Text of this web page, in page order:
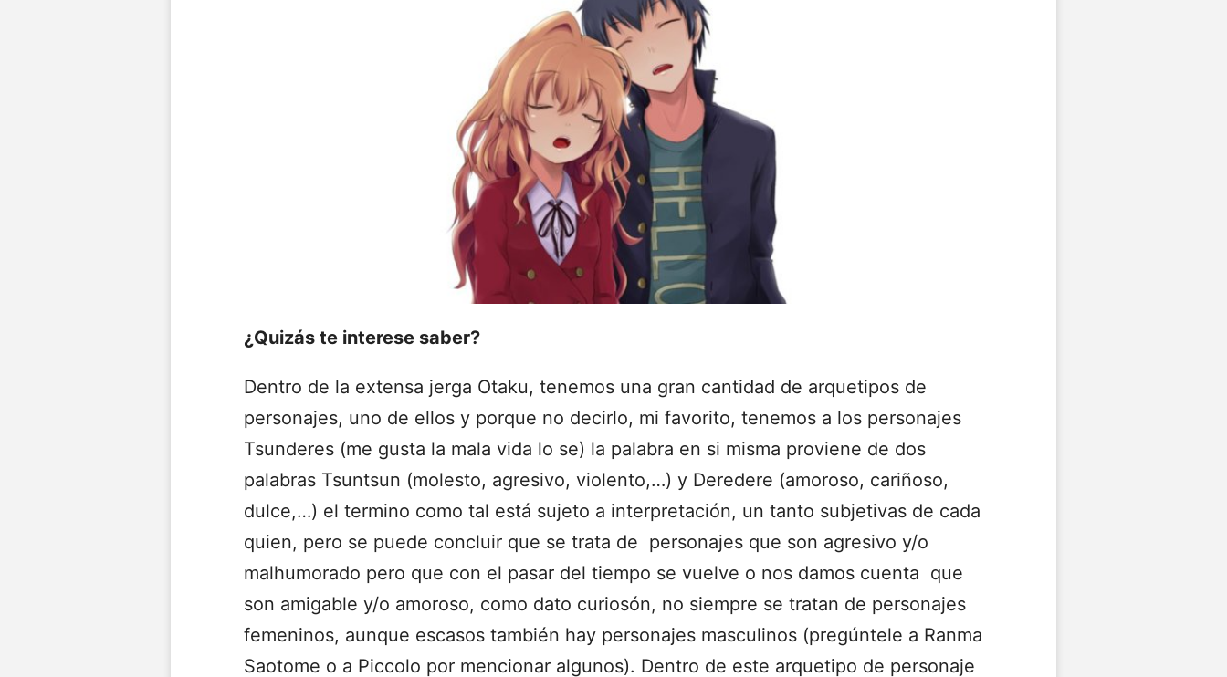
¿Quizás te interese saber?
Dentro de la extensa jerga Otaku, tenemos una gran cantidad de arquetipos de
personajes, uno de ellos y porque no decirlo, mi favorito, tenemos a los personajes
Tsunderes (me gusta la mala vida lo se) la palabra en si misma proviene de dos
palabras Tsuntsun (molesto, agresivo, violento,…) y Deredere (amoroso, cariñoso,
dulce,…) el termino como tal está sujeto a interpretación, un tanto subjetivas de cada
quien, pero se puede concluir que se trata de personajes que son agresivo y/o
malhumorado pero que con el pasar del tiempo se vuelve o nos damos cuenta que
son amigable y/o amoroso, como dato curiosón, no siempre se tratan de personajes
femeninos, aunque escasos también hay personajes masculinos (pregúntele a Ranma
Saotome o a Piccolo por mencionar algunos). Dentro de este arquetipo de personaje